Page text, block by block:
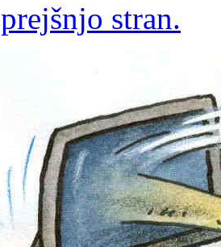
prejšnjo stran.